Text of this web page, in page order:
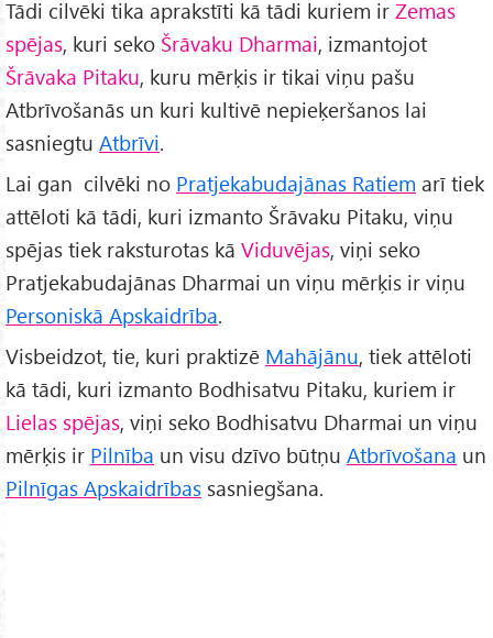
Tādi cilvēki tika aprakstīti kā tādi kuriem ir Zemas
spējas, kuri seko Šrāvaku Dharmai, izmantojot
Šrāvaka Pitaku, kuru mērķis ir tikai viņu pašu
Atbrīvošanās un kuri kultivē nepieķeršanos lai
sasniegtu Atbrīvi.
Lai gan cilvēki no Pratjekabudajānas Ratiem arī tiek
attēloti kā tādi, kuri izmanto Šrāvaku Pitaku, viņu
spējas tiek raksturotas kā Viduvējas, viņi seko
Pratjekabudajānas Dharmai un viņu mērķis ir viņu
Personiskā Apskaidrība.
Visbeidzot, tie, kuri praktizē Mahājānu, tiek attēloti
kā tādi, kuri izmanto Bodhisatvu Pitaku, kuriem ir
Lielas spējas, viņi seko Bodhisatvu Dharmai un viņu
mērķis ir Pilnība un visu dzīvo būtņu Atbrīvošana un
Pilnīgas Apskaidrības sasniegšana.